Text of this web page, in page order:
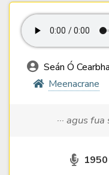
Seán Ó
Meenacrane
··· agus
1950